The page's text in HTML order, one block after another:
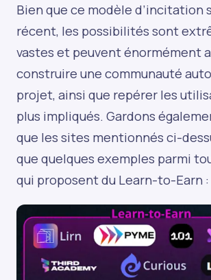
Bien que ce modèle d’incitation
récent, les possibilités sont
vastes et peuvent énormément
construire une communauté
projet, ainsi que repérer les
plus impliqués. Gardons
que les sites mentionnés ci-
que quelques exemples parmi
qui proposent du Learn-to-Earn :